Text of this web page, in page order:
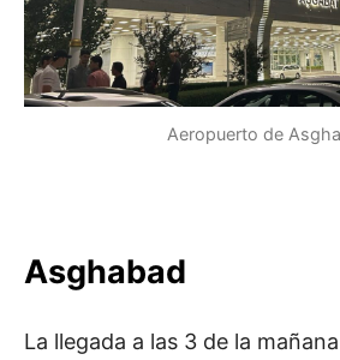
Aeropuerto de
Asghabad
La llegada a las 3 de la